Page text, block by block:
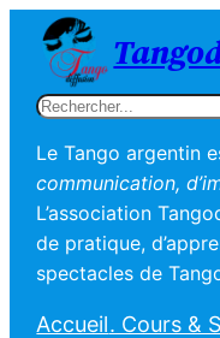
Rechercher
Le Tango argentin
communication,
L’association
de pratique,
spectacles de
Accueil. Cours &